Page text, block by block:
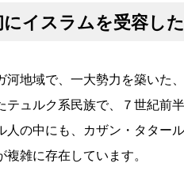
イスラムを受容し
河地域で、一大勢力を築いた
テュルク系民族で、７世紀前
人の中にも、カザン・タター
雑に存在しています。